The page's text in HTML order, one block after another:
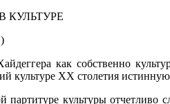
как собственно
культуре ХХ столетия
культуры отчетливо